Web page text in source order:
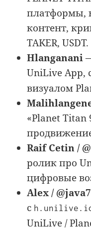
платформы,
контент,
TAKER, USDT.
Hlanganani
UniLive App,
визуалом
«Planet Titan
Raif Cetin /
ролик про
цифровые
Alex /
с
UniLive /